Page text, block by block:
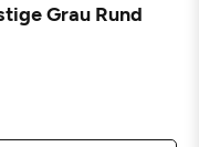
Grau Rund